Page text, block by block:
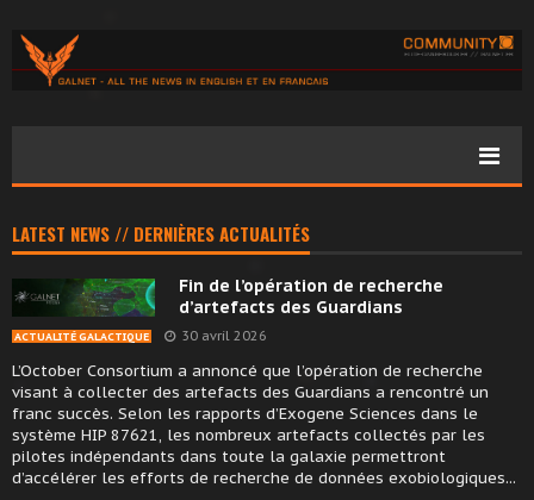
LATEST NEWS // DERNIÈRES ACTUALITÉS
Fin de l’opération de recherche
d’artefacts des Guardians
ACTUALITÉ GALACTIQUE 30 avril 2026
L’October Consortium a annoncé que l’opération de recherche
visant à collecter des artefacts des Guardians a rencontré un
franc succès. Selon les rapports d’Exogene Sciences dans le
système HIP 87621, les nombreux artefacts collectés par les
pilotes indépendants dans toute la galaxie permettront
d’accélérer les efforts de recherche de données exobiologiques...